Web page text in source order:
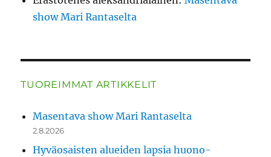
show Mari Rantaselta
TUOREIMMAT ARTIKKELIT
Masentava show Mari Rantaselta
2.8.2026
Hyväosaisten alueiden lapsia huono-